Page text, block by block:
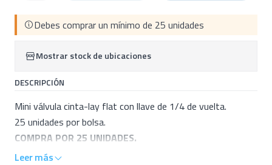
Debes comprar un mínimo de 25 unidades
Mostrar stock de ubicaciones
DESCRIPCIÓN
Mini válvula cinta-lay flat con llave de 1/4 de vuelta.
25 unidades por bolsa.
COMPRA POR 25 UNIDADES.
Leer más